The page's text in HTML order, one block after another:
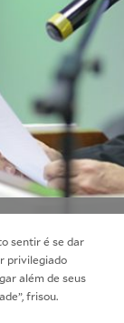
sentir é se dar
privilegiado
além de seus
frisou.